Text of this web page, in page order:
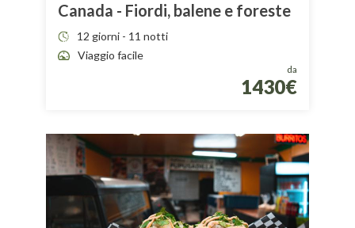
Canada - Fiordi, balene e foreste
12 giorni - 11 notti
Viaggio facile
da
1430€